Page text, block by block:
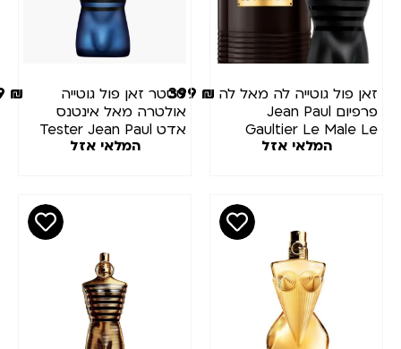
זאן פול גוטייה לה מאל לה
פרפיום Jean Paul
Gaultier Le Male Le
Parfum 125ml
399₪
המלאי אזל
טסטר זאן פול גוטייה
אולטרה מאל אינטנס
אדט Tester Jean Paul
Gaultier Ultra Male EDT
299
המלאי אזל